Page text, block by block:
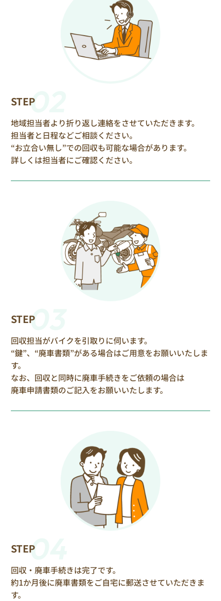
STEP02
地域担当者より折り返し連絡をさせていただきます。
担当者と日程などご相談ください。
“お立合い無し”での回収も可能な場合があります。
詳しくは担当者にご確認ください。
STEP03
回収担当がバイクを引取りに伺います。
“鍵”、“廃車書類”がある場合はご用意をお願いいたしま
す。
なお、回収と同時に廃車手続きをご依頼の場合は
廃車申請書類のご記入をお願いいたします。
STEP04
回収・廃車手続きは完了です。
約1か月後に廃車書類をご自宅に郵送させていただきま
す。